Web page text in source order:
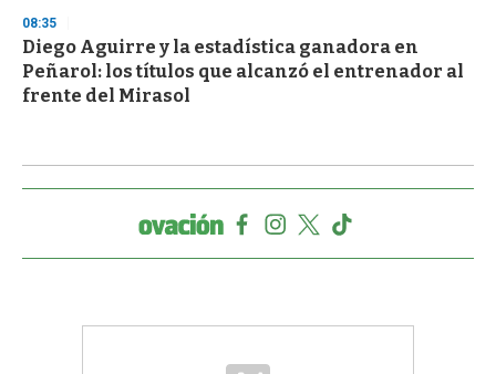
08:35
Diego Aguirre y la estadística ganadora en
Peñarol: los títulos que alcanzó el entrenador al
frente del Mirasol